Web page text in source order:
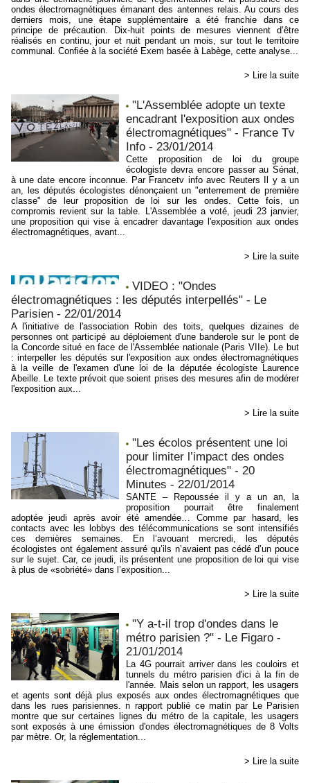
ondes électromagnétiques émanant des antennes relais. Au cours des
derniers mois, une étape supplémentaire a été franchie dans ce
principe de précaution. Dix-huit points de mesures viennent d’être
réalisés en continu, jour et nuit pendant un mois, sur tout le territoire
communal. Confiée à la société Exem basée à Labège, cette analyse...
> Lire la suite
"L'Assemblée adopte un texte
encadrant l'exposition aux ondes
électromagnétiques" - France Tv
Info - 23/01/2014
Cette proposition de loi du groupe
écologiste devra encore passer au Sénat,
à une date encore inconnue. Par Francetv info avec Reuters Il y a un
an, les députés écologistes dénonçaient un "enterrement de première
classe" de leur proposition de loi sur les ondes. Cette fois, un
compromis revient sur la table. L'Assemblée a voté, jeudi 23 janvier,
une proposition qui vise à encadrer davantage l'exposition aux ondes
électromagnétiques, avant...
> Lire la suite
VIDEO : "Ondes
électromagnétiques : les députés interpellés" - Le
Parisien - 22/01/2014
A l'initiative de l'association Robin des toits, quelques dizaines de
personnes ont participé au déploiement d'une banderole sur le pont de
la Concorde situé en face de l'Assemblée nationale (Paris VIIe). Le but
: interpeller les députés sur l'exposition aux ondes électromagnétiques
à la veille de l'examen d'une loi de la députée écologiste Laurence
Abeille. Le texte prévoit que soient prises des mesures afin de modérer
l'exposition aux...
> Lire la suite
"Les écolos présentent une loi
pour limiter l’impact des ondes
électromagnétiques" - 20
Minutes - 22/01/2014
SANTE – Repoussée il y a un an, la
proposition pourrait être finalement
adoptée jeudi après avoir été amendée… Comme par hasard, les
contacts avec les lobbys des télécommunications se sont intensifiés
ces dernières semaines. En l’avouant mercredi, les députés
écologistes ont également assuré qu’ils n’avaient pas cédé d’un pouce
sur le sujet. Car, ce jeudi, ils présentent une proposition de loi qui vise
à plus de «sobriété» dans l’exposition...
> Lire la suite
"Y a-t-il trop d'ondes dans le
métro parisien ?" - Le Figaro -
21/01/2014
La 4G pourrait arriver dans les couloirs et
tunnels du métro parisien d'ici à la fin de
l'année. Mais selon un rapport, les usagers
et agents sont déjà plus exposés aux ondes électromagnétiques que
dans les rues parisiennes. n rapport publié ce matin par Le Parisien
montre que sur certaines lignes du métro de la capitale, les usagers
sont exposés à une émission d'ondes électromagnétiques de 8 Volts
par mètre. Or, la réglementation...
> Lire la suite